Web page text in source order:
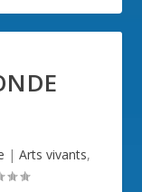
| Arts vivants,